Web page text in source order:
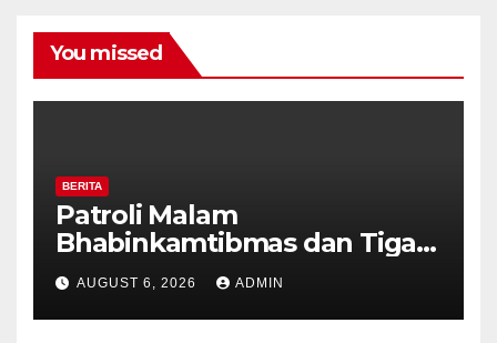
You missed
BERITA
Patroli Malam
Bhabinkamtibmas dan Tiga
Pilar Kelurahan Ungaran
Perkuat Kamtibmas, Warga
Diajak Aktifkan Ronda
AUGUST 6, 2026 ADMIN